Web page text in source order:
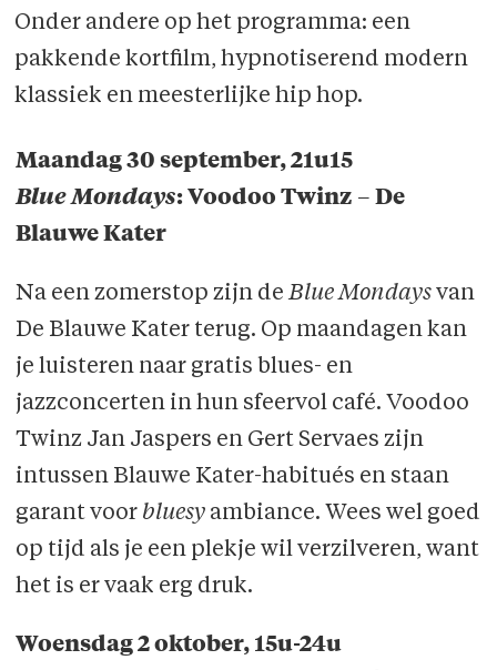
Onder andere op het programma: een
pakkende kortfilm, hypnotiserend modern
klassiek en meesterlijke hip hop.
Maandag 30 september, 21u15
Blue Mondays: Voodoo Twinz – De
Blauwe Kater
Na een zomerstop zijn deBlue Mondays van
De Blauwe Kater terug. Op maandagen kan
je luisteren naar gratis blues- en
jazzconcerten in hun sfeervol café. Voodoo
Twinz Jan Jaspers en Gert Servaes zijn
intussen Blauwe Kater-habitués en staan
garant voor bluesyambiance. Wees wel goed
op tijd als je een plekje wil verzilveren, want
het is er vaak erg druk.
Woensdag 2 oktober, 15u-24u